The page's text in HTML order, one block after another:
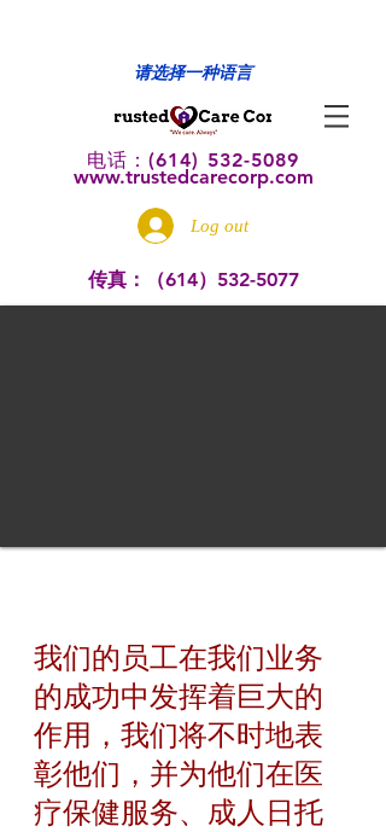
请选择一种语言
电话：(614) 532-5089
www.trustedcarecorp.com
Log out
传真：（614）532-5077
我们的员工在我们业务
的成功中发挥着巨大的
作用，我们将不时地表
彰他们，并为他们在医
疗保健服务、成人日托